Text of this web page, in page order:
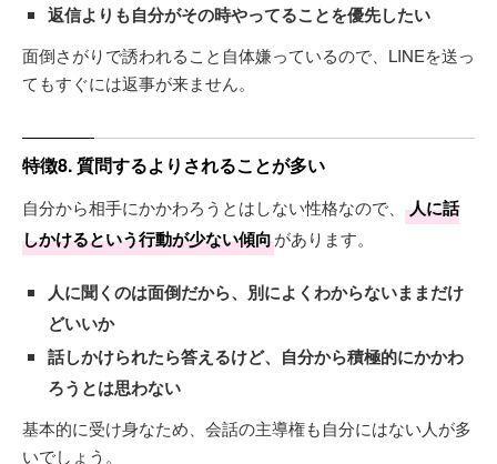
返信よりも自分がその時やってることを優先したい
面倒さがりで誘われること自体嫌っているので、LINEを送っ
てもすぐには返事が来ません。
特徴8. 質問するよりされることが多い
自分から相手にかかわろうとはしない性格なので、
人に話
しかけるという行動が少ない傾向があります。
人に聞くのは面倒だから、別によくわからないままだけ
どいいか
話しかけられたら答えるけど、自分から積極的にかかわ
ろうとは思わない
基本的に受け身なため、会話の主導権も自分にはない人が多
いでしょう。